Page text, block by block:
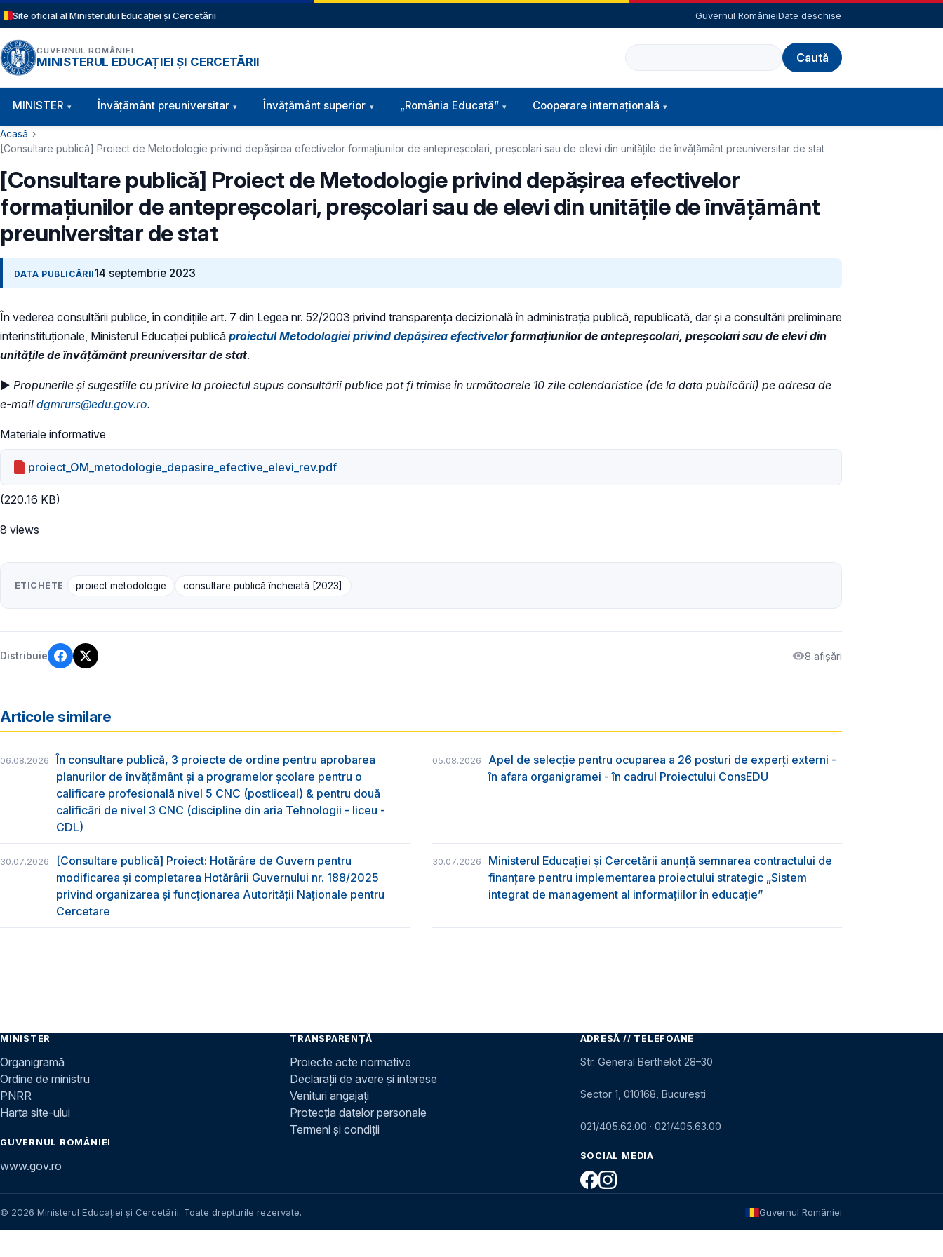
Sari la conținutul principal
Site oficial al Ministerului Educației și Cercetării Guvernul RomânieiDate deschise
GUVERNUL ROMÂNIEI
MINISTERUL EDUCAȚIEI ȘI CERCETĂRII
Caută
Navigație principală
MINISTER Învăţământ preuniversitar Învățământ superior „România Educată” Cooperare internațională
Cale de navigare
Acasă
[Consultare publică] Proiect de Metodologie privind depășirea efectivelor formațiunilor de antepreșcolari, preșcolari sau de elevi din unitățile de învățământ preuniversitar de stat
[Consultare publică] Proiect de Metodologie privind depășirea efectivelor
formațiunilor de antepreșcolari, preșcolari sau de elevi din unitățile de învățământ
preuniversitar de stat
DATA PUBLICĂRII14 septembrie 2023
În vederea consultării publice, în condiţiile art. 7 din Legea nr. 52/2003 privind transparenţa decizională în administraţia publică, republicată, dar și a consultării preliminare
interinstituționale, Ministerul Educaţiei publică proiectul Metodologiei privind depășirea efectivelorformațiunilor de antepreșcolari, preșcolari sau de elevi din
unitățile de învățământ preuniversitar de stat.
► Propunerile și sugestiile cu privire la proiectul supus consultării publice pot fi trimise în următoarele 10 zile calendaristice (de la data publicării) pe adresa de
e-mail dgmrurs@edu.gov.ro.
Materiale informative
proiect_OM_metodologie_depasire_efective_elevi_rev.pdf
(220.16 KB)
8 views
ETICHETE proiect metodologie consultare publică încheiată [2023]
Distribuie 8 afișări
Articole similare
06.08.2026
În consultare publică, 3 proiecte de ordine pentru aprobarea
planurilor de învățământ și a programelor școlare pentru o
calificare profesională nivel 5 CNC (postliceal) & pentru două
calificări de nivel 3 CNC (discipline din aria Tehnologii - liceu -
CDL)
05.08.2026
Apel de selecție pentru ocuparea a 26 posturi de experți externi -
în afara organigramei - în cadrul Proiectului ConsEDU
30.07.2026
[Consultare publică] Proiect: Hotărâre de Guvern pentru
modificarea și completarea Hotărârii Guvernului nr. 188/2025
privind organizarea şi funcţionarea Autorităţii Naţionale pentru
Cercetare
30.07.2026
Ministerul Educației și Cercetării anunță semnarea contractului de
finanțare pentru implementarea proiectului strategic „Sistem
integrat de management al informațiilor în educație”
MINISTER
Organigramă
Ordine de ministru
PNRR
Harta site-ului
GUVERNUL ROMÂNIEI
www.gov.ro
TRANSPARENȚĂ
Proiecte acte normative
Declarații de avere și interese
Venituri angajați
Protecția datelor personale
Termeni și condiții
ADRESĂ // TELEFOANE
Str. General Berthelot 28–30
Sector 1, 010168, București
021/405.62.00 · 021/405.63.00
SOCIAL MEDIA
© 2026 Ministerul Educației și Cercetării. Toate drepturile rezervate. Guvernul României